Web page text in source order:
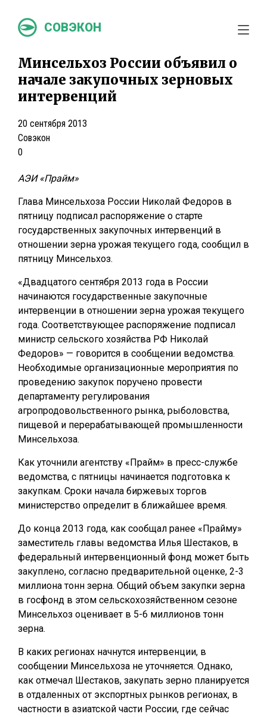
СОВЭКОН
Минсельхоз России объявил о
начале закупочных зерновых
интервенций
20 сентября 2013
Совэкон
0
АЭИ «Прайм»
Глава Минсельхоза России Николай Федоров в
пятницу подписал распоряжение о старте
государственных закупочных интервенций в
отношении зерна урожая текущего года, сообщил в
пятницу Минсельхоз.
«Двадцатого сентября 2013 года в России
начинаются государственные закупочные
интервенции в отношении зерна урожая текущего
года. Соответствующее распоряжение подписал
министр сельского хозяйства РФ Николай
Федоров» — говорится в сообщении ведомства.
Необходимые организационные мероприятия по
проведению закупок поручено провести
департаменту регулирования
агропродовольственного рынка, рыболовства,
пищевой и перерабатывающей промышленности
Минсельхоза.
Как уточнили агентству «Прайм» в пресс-службе
ведомства, с пятницы начинается подготовка к
закупкам. Сроки начала биржевых торгов
министерство определит в ближайшее время.
До конца 2013 года, как сообщал ранее «Прайму»
заместитель главы ведомства Илья Шестаков, в
федеральный интервенционный фонд может быть
закуплено, согласно предварительной оценке, 2-3
миллиона тонн зерна. Общий объем закупки зерна
в госфонд в этом сельскохозяйственном сезоне
Минсельхоз оценивает в 5-6 миллионов тонн
зерна.
В каких регионах начнутся интервенции, в
сообщении Минсельхоза не уточняется. Однако,
как отмечал Шестаков, закупать зерно планируется
в отдаленных от экспортных рынков регионах, в
частности в азиатской части России, где сейчас